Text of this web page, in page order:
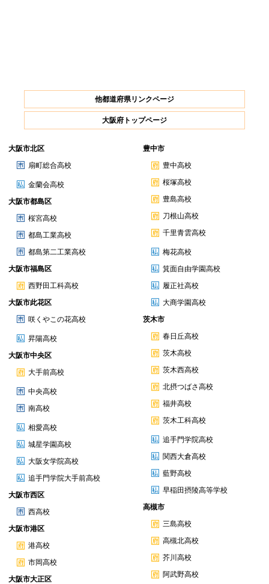
他都道府県リンクページ
大阪府トップページ
大阪市北区
扇町総合高校
金蘭会高校
大阪市都島区
桜宮高校
都島工業高校
都島第二工業高校
大阪市福島区
西野田工科高校
大阪市此花区
咲くやこの花高校
昇陽高校
大阪市中央区
大手前高校
中央高校
南高校
相愛高校
城星学園高校
大阪女学院高校
追手門学院大手前高校
大阪市西区
西高校
大阪市港区
港高校
市岡高校
大阪市大正区
豊中市
豊中高校
桜塚高校
豊島高校
刀根山高校
千里青雲高校
梅花高校
箕面自由学園高校
履正社高校
大商学園高校
茨木市
春日丘高校
茨木高校
茨木西高校
北摂つばさ高校
福井高校
茨木工科高校
追手門学院高校
関西大倉高校
藍野高校
早稲田摂陵高等学校
高槻市
三島高校
高槻北高校
芥川高校
阿武野高校